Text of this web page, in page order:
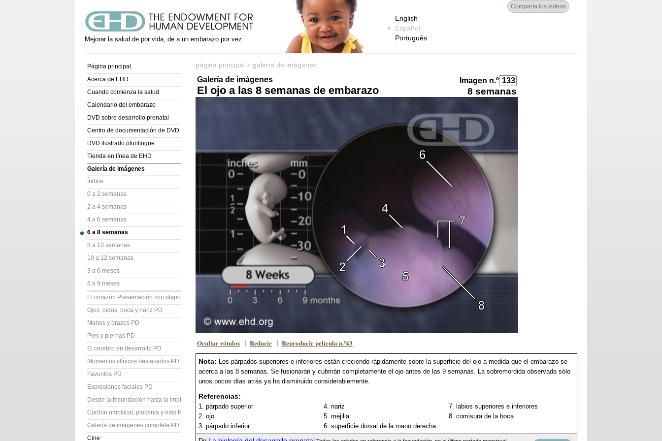
Mejorar la salud de por vida, de a un embarazo por vez
English
Español
Português
Comparta los videos
Página principal
Acerca de EHD
Cuando comienza la salud
Calendario del embarazo
DVD sobre desarrollo prenatal
Centro de documentación de DVD
DVD ilustrado plurilingüe
Tienda en línea de EHD
Galería de imágenes
Índice
0 a 2 semanas
2 a 4 semanas
4 a 6 semanas
6 a 8 semanas
8 a 10 semanas
10 a 12 semanas
3 a 6 meses
6 a 9 meses
El corazón Presentación con diapositivas (PD)
Ojos, oídos, boca y nariz PD
Manos y brazos PD
Pies y piernas PD
El cerebro en desarrollo PD
Momentos clínicos destacados PD
Favoritos PD
Expresiones faciales PD
Desde la fecundación hasta la implantación PD
Cordón umbilical, placenta y más PD
Galería de imágenes completa PD
Cine
página principal > galería de imágenes
Galería de imágenes
El ojo a las 8 semanas de embarazo
Imagen n.º
8 semanas
Ocultar rótulos Reducir Reproducir película n.º43
Nota: Los párpados superiores e inferiores están creciendo rápidamente sobre la superficie del ojo a medida que el embarazo se
acerca a las 8 semanas. Se fusionarán y cubrirán completamente el ojo antes de las 9 semanas. La sobremordida observada sólo
unos pocos días atrás ya ha disminuido considerablemente.
Referencias:
1. párpado superior
2. ojo
3. párpado inferior
4. nariz
5. mejilla
6. superficie dorsal de la mano derecha
7. labios superiores e inferiores
8. comisura de la boca